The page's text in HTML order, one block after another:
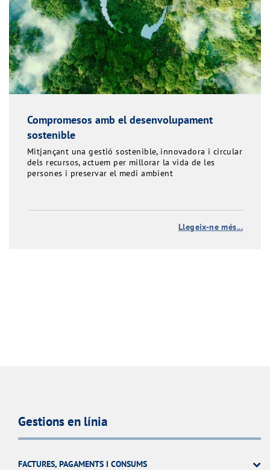
Compromesos amb el desenvolupament
sostenible
Mitjançant una gestió sostenible, innovadora i circular
dels recursos, actuem per millorar la vida de les
persones i preservar el medi ambient
Llegeix-ne més...
Gestions en línia
FACTURES, PAGAMENTS I CONSUMS